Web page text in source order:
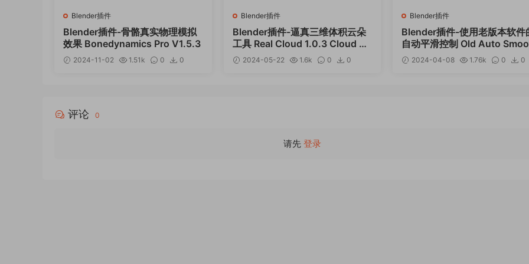
Blender插件
Blender插件-骨骼真实物理模拟
效果 Bonedynamics Pro V1.5.3
2024-11-02 1.51k 0
0
Blender插件
Blender插件-逼真三维体积云朵
工具 Real Cloud 1.0.3 Cloud Ge
nerator+预设库
2024-05-22 1.6k 0
0
Blender插件
Blender插件-使用老版本软件
自动平滑控制 Old Auto
v1.0.2
2024-04-08 1.76k 0
0
评论 0
请先 登录